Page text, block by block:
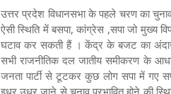
उत्तर प्रदेश विधानसभा के पहले चरण का
ऐसी स्थिति में बसपा, कांग्रेस ,सपा जो मुख्य
घटाव कर सकती हैं । केंद्र के बजट का
सभी राजनीतिक दल जातीय समीकरण के
जनता पार्टी से टूटकर कुछ लोग सपा में
इधर उधर जाने से चुनाव प्रभावित होने की